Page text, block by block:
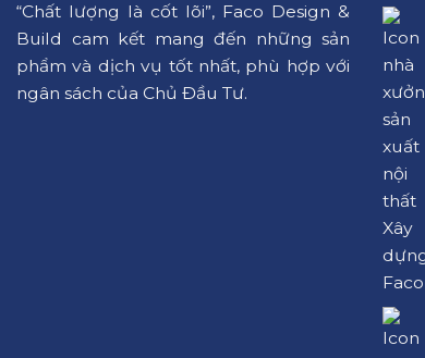
“Chất lượng là cốt lõi”, Faco Design &
Build cam kết mang đến những sản
phẩm và dịch vụ tốt nhất, phù hợp với
ngân sách của Chủ Đầu Tư.